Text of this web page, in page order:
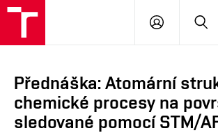
PŘIHLÁSIT
Přednáška: Atomární
chemické procesy na
sledované pomocí STM/